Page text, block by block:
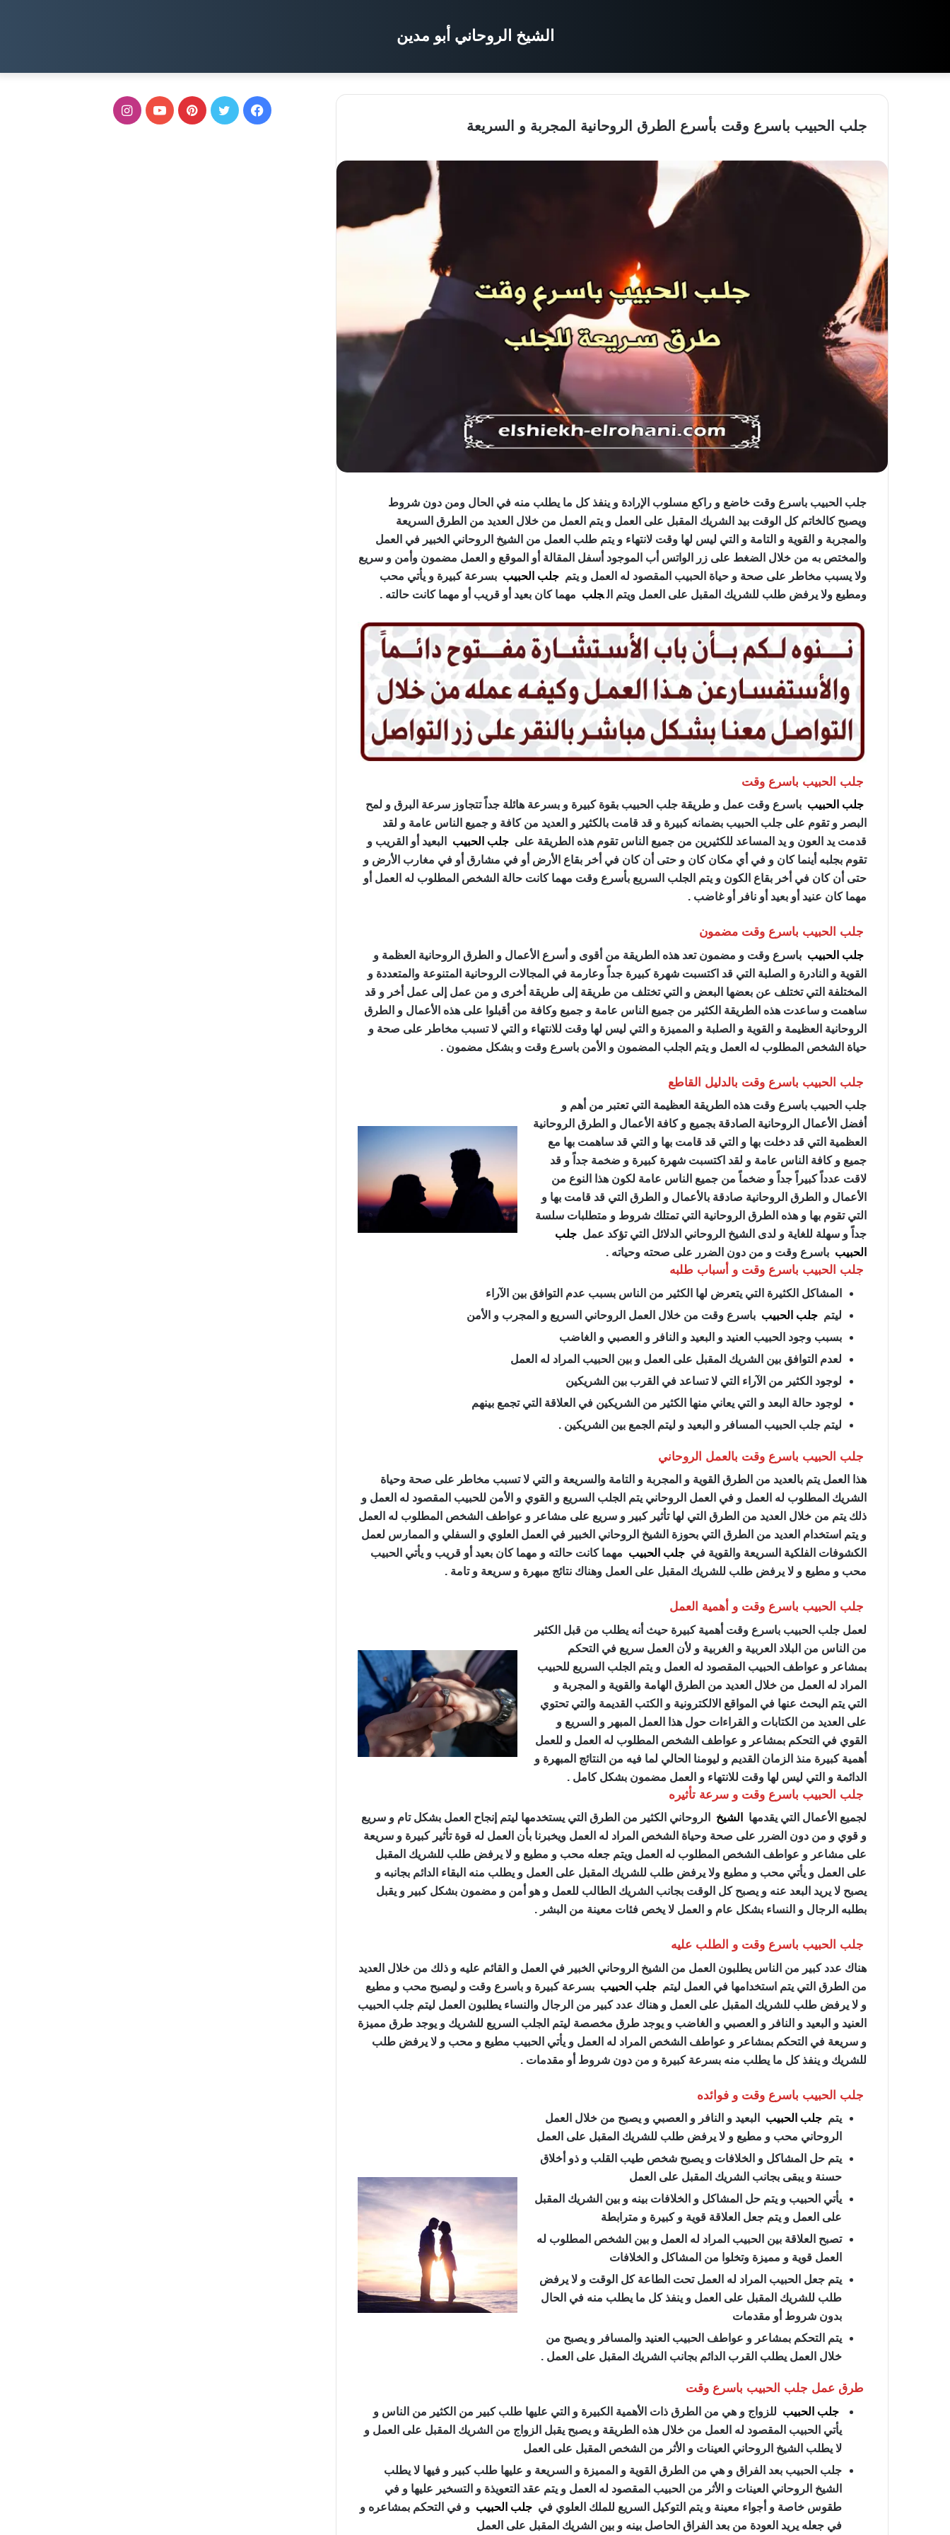
الشيخ الروحاني أبو مدين
جلب الحبيب باسرع وقت بأسرع الطرق الروحانية المجربة و السريعة
جلب الحبيب باسرع وقت خاضع و راكع مسلوب الإرادة و ينفذ كل ما يطلب منه في الحال ومن دون شروط
ويصبح كالخاتم كل الوقت بيد الشريك المقبل على العمل و يتم العمل من خلال العديد من الطرق السريعة
والمجربة و القوية و التامة و التي ليس لها وقت لانتهاء و يتم طلب العمل من الشيخ الروحاني الخبير في العمل
والمختص به من خلال الضغط على زر الواتس أب الموجود أسفل المقالة أو الموقع و العمل مضمون وأمن و سريع
ولا يسبب مخاطر على صحة و حياة الحبيب المقصود له العمل و يتم جلب الحبيب بسرعة كبيرة و يأتي محب
ومطيع ولا يرفض طلب للشريك المقبل على العمل ويتم ال جلب مهما كان بعيد أو قريب أو مهما كانت حالته .
جلب الحبيب باسرع وقت
جلب الحبيب باسرع وقت عمل و طريقة جلب الحبيب بقوة كبيرة و بسرعة هائلة جداً تتجاوز سرعة البرق و لمح
البصر و تقوم على جلب الحبيب بضمانه كبيرة و قد قامت بالكثير و العديد من كافة و جميع الناس عامة و لقد
قدمت يد العون و يد المساعد للكثيرين من جميع الناس تقوم هذه الطريقة على جلب الحبيب
البعيد أو القريب و
تقوم بجلبه أينما كان و في أي مكان كان و حتى أن كان في أخر بقاع الأرض أو في مشارق أو في مغارب الأرض و
حتى أن كان في أخر بقاع الكون و يتم الجلب السريع بأسرع وقت مهما كانت حالة الشخص المطلوب له العمل أو
مهما كان عنيد أو بعيد أو نافر أو غاضب .
جلب الحبيب باسرع وقت مضمون
جلب الحبيب باسرع وقت و مضمون تعد هذه الطريقة من أقوى و أسرع الأعمال و الطرق الروحانية العظمة و
القوية و النادرة و الصلبة التي قد اكتسبت شهرة كبيرة جداً وعارمة في المجالات الروحانية المتنوعة والمتعددة و
المختلفة التي تختلف عن بعضها البعض و التي تختلف من طريقة إلى طريقة أخرى و من عمل إلى عمل أخر و قد
ساهمت و ساعدت هذه الطريقة الكثير من جميع الناس عامة و جميع وكافة من أقبلوا على هذه الأعمال و الطرق
الروحانية العظيمة و القوية و الصلبة و المميزة و التي ليس لها وقت للانتهاء و التي لا تسبب مخاطر على صحة و
حياة الشخص المطلوب له العمل و يتم الجلب المضمون و الأمن باسرع وقت و بشكل مضمون .
جلب الحبيب باسرع وقت بالدليل القاطع
جلب الحبيب باسرع وقت هذه الطريقة العظيمة التي تعتبر من أهم و
أفضل الأعمال الروحانية الصادقة بجميع و كافة الأعمال و الطرق الروحانية
العظمية التي قد دخلت بها و التي قد قامت بها و التي قد ساهمت بها مع
جميع و كافة الناس عامة و لقد اكتسبت شهرة كبيرة و ضخمة جداً و قد
لاقت عدداً كبيراً جداً و ضخماً من جميع الناس عامة لكون هذا النوع من
الأعمال و الطرق الروحانية صادقة بالأعمال و الطرق التي قد قامت بها و
التي تقوم بها و هذه الطرق الروحانية التي تمتلك شروط و متطلبات سلسة
جداً و سهلة للغاية و لدى الشيخ الروحاني الدلائل التي تؤكد عمل جلب
الحبيب باسرع وقت و من دون الضرر على صحته وحياته .
جلب الحبيب باسرع وقت و أسباب طلبه
المشاكل الكثيرة التي يتعرض لها الكثير من الناس بسبب عدم التوافق بين الآراء
ليتم جلب الحبيب باسرع وقت من خلال العمل الروحاني السريع و المجرب و الأمن
بسبب وجود الحبيب العنيد و البعيد و النافر و العصبي و الغاضب
لعدم التوافق بين الشريك المقبل على العمل و بين الحبيب المراد له العمل
لوجود الكثير من الآراء التي لا تساعد في القرب بين الشريكين
لوجود حالة البعد و التي يعاني منها الكثير من الشريكين في العلاقة التي تجمع بينهم
ليتم جلب الحبيب المسافر و البعيد و ليتم الجمع بين الشريكين .
جلب الحبيب باسرع وقت بالعمل الروحاني
هذا العمل يتم بالعديد من الطرق القوية و المجربة و التامة والسريعة و التي لا تسبب مخاطر على صحة وحياة
الشريك المطلوب له العمل و في العمل الروحاني يتم الجلب السريع و القوي و الأمن للحبيب المقصود له العمل و
ذلك يتم من خلال العديد من الطرق التي لها تأثير كبير و سريع على مشاعر و عواطف الشخص المطلوب له العمل
و يتم استخدام العديد من الطرق التي بحوزة الشيخ الروحاني الخبير في العمل العلوي و السفلي و الممارس لعمل
الكشوفات الفلكية السريعة والقوية في جلب الحبيب مهما كانت حالته و مهما كان بعيد أو قريب و يأتي الحبيب
محب و مطيع و لا يرفض طلب للشريك المقبل على العمل وهناك نتائج مبهرة و سريعة و تامة .
جلب الحبيب باسرع وقت و أهمية العمل
لعمل جلب الحبيب باسرع وقت أهمية كبيرة حيث أنه يطلب من قبل الكثير
من الناس من البلاد العربية و الغربية و لأن العمل سريع في التحكم
بمشاعر و عواطف الحبيب المقصود له العمل و يتم الجلب السريع للحبيب
المراد له العمل من خلال العديد من الطرق الهامة والقوية و المجربة و
التي يتم البحث عنها في المواقع الالكترونية و الكتب القديمة والتي تحتوي
على العديد من الكتابات و القراءات حول هذا العمل المبهر و السريع و
القوي في التحكم بمشاعر و عواطف الشخص المطلوب له العمل و للعمل
أهمية كبيرة منذ الزمان القديم و ليومنا الحالي لما فيه من النتائج المبهرة و
الدائمة و التي ليس لها وقت للانتهاء و العمل مضمون بشكل كامل .
جلب الحبيب باسرع وقت و سرعة تأثيره
لجميع الأعمال التي يقدمها الشيخ
الروحاني الكثير من الطرق التي يستخدمها ليتم إنجاح العمل بشكل تام و سريع
و قوي و من دون الضرر على صحة وحياة الشخص المراد له العمل ويخبرنا بأن العمل له قوة تأثير كبيرة و سريعة
على مشاعر و عواطف الشخص المطلوب له العمل ويتم جعله محب و مطيع و لا يرفض طلب للشريك المقبل
على العمل و يأتي محب و مطيع ولا يرفض طلب للشريك المقبل على العمل و يطلب منه البقاء الدائم بجانبه و
يصبح لا يريد البعد عنه و يصبح كل الوقت بجانب الشريك الطالب للعمل و هو أمن و مضمون بشكل كبير و يقبل
بطلبه الرجال و النساء بشكل عام و العمل لا يخص فئات معينة من البشر .
جلب الحبيب باسرع وقت و الطلب عليه
هناك عدد كبير من الناس يطلبون العمل من الشيخ الروحاني الخبير في العمل و القائم عليه و ذلك من خلال العديد
من الطرق التي يتم استخدامها في العمل ليتم جلب الحبيب بسرعة كبيرة و باسرع وقت و ليصبح محب و مطيع
و لا يرفض طلب للشريك المقبل على العمل و هناك عدد كبير من الرجال والنساء يطلبون العمل ليتم جلب الحبيب
العنيد و البعيد و النافر و العصبي و الغاضب و يوجد طرق مخصصة ليتم الجلب السريع للشريك و يوجد طرق مميزة
و سريعة في التحكم بمشاعر و عواطف الشخص المراد له العمل و يأتي الحبيب مطيع و محب و لا يرفض طلب
للشريك و ينفذ كل ما يطلب منه بسرعة كبيرة و من دون شروط أو مقدمات .
جلب الحبيب باسرع وقت و فوائده
يتم جلب الحبيب
البعيد و النافر و العصبي و يصبح من خلال العمل
الروحاني محب و مطيع و لا يرفض طلب للشريك المقبل على العمل
يتم حل المشاكل و الخلافات و يصبح شخص طيب القلب و ذو أخلاق
حسنة و يبقى بجانب الشريك المقبل على العمل
يأتي الحبيب و يتم حل المشاكل و الخلافات بينه و بين الشريك المقبل
على العمل و يتم جعل العلاقة قوية و كبيرة و مترابطة
تصبح العلاقة بين الحبيب المراد له العمل و بين الشخص المطلوب له
العمل قوية و مميزة وتخلوا من المشاكل و الخلافات
يتم جعل الحبيب المراد له العمل تحت الطاعة كل الوقت و لا يرفض
طلب للشريك المقبل على العمل و ينفذ كل ما يطلب منه في الحال
بدون شروط أو مقدمات
يتم التحكم بمشاعر و عواطف الحبيب العنيد والمسافر و يصبح من
خلال العمل يطلب القرب الدائم بجانب الشريك المقبل على العمل .
طرق عمل جلب الحبيب باسرع وقت
جلب الحبيب للزواج و هي من الطرق ذات الأهمية الكبيرة و التي عليها طلب كبير من الكثير من الناس و
يأتي الحبيب المقصود له العمل من خلال هذه الطريقة و يصبح يقبل الزواج من الشريك المقبل على العمل و
لا يطلب الشيخ الروحاني العينات و الأثر من الشخص المقبل على العمل
جلب الحبيب بعد الفراق و هي من الطرق القوية و المميزة و السريعة و عليها طلب كبير و فيها لا يطلب
الشيخ الروحاني العينات و الأثر من الحبيب المقصود له العمل و يتم عقد التعويذة و التسخير عليها و في
طقوس خاصة و أجواء معينة و يتم التوكيل السريع للملك العلوي في جلب الحبيب و في التحكم بمشاعره و
في جعله يريد العودة من بعد الفراق الحاصل بينه و بين الشريك المقبل على العمل
فيسبوكتويتر بينتيريستيوتيوبانستقرام